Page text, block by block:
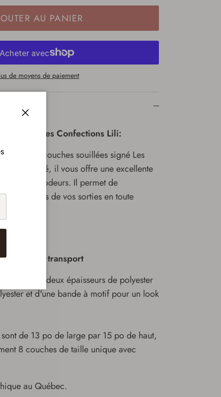
AU PANIER
de moyens de paiement
/ Les Confections Lili:
pour couches souillées signé Les
doublé, il vous offre une excellente
contre les odeurs. Il permet de
lors de vos sorties en toute
sac de transport
fabriqué de deux épaisseursde polyester
et d'une bande à motif pour un look
de 13 po de large par 15 po de haut,
8 couches de taille unique avec
au Québec.